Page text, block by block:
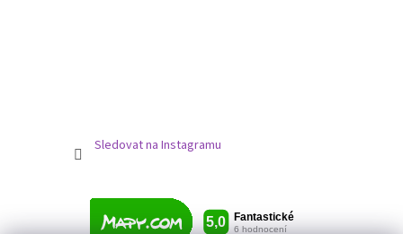
Sledovat na Instagramu